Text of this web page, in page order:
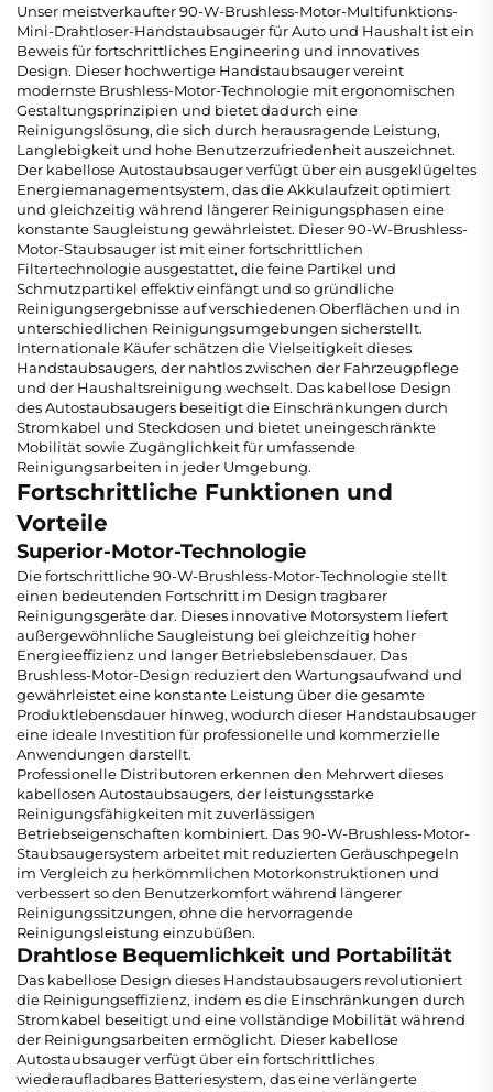
Unser meistverkaufter 90-W-Brushless-Motor-Multifunktions-
Mini-Drahtloser-Handstaubsauger für Auto und Haushalt ist ein
Beweis für fortschrittliches Engineering und innovatives
Design. Dieser hochwertige Handstaubsauger vereint
modernste Brushless-Motor-Technologie mit ergonomischen
Gestaltungsprinzipien und bietet dadurch eine
Reinigungslösung, die sich durch herausragende Leistung,
Langlebigkeit und hohe Benutzerzufriedenheit auszeichnet.
Der kabellose Autostaubsauger verfügt über ein ausgeklügeltes
Energiemanagementsystem, das die Akkulaufzeit optimiert
und gleichzeitig während längerer Reinigungsphasen eine
konstante Saugleistung gewährleistet. Dieser 90-W-Brushless-
Motor-Staubsauger ist mit einer fortschrittlichen
Filtertechnologie ausgestattet, die feine Partikel und
Schmutzpartikel effektiv einfängt und so gründliche
Reinigungsergebnisse auf verschiedenen Oberflächen und in
unterschiedlichen Reinigungsumgebungen sicherstellt.
Internationale Käufer schätzen die Vielseitigkeit dieses
Handstaubsaugers, der nahtlos zwischen der Fahrzeugpflege
und der Haushaltsreinigung wechselt. Das kabellose Design
des Autostaubsaugers beseitigt die Einschränkungen durch
Stromkabel und Steckdosen und bietet uneingeschränkte
Mobilität sowie Zugänglichkeit für umfassende
Reinigungsarbeiten in jeder Umgebung.
Fortschrittliche Funktionen und
Vorteile
Superior-Motor-Technologie
Die fortschrittliche 90-W-Brushless-Motor-Technologie stellt
einen bedeutenden Fortschritt im Design tragbarer
Reinigungsgeräte dar. Dieses innovative Motorsystem liefert
außergewöhnliche Saugleistung bei gleichzeitig hoher
Energieeffizienz und langer Betriebslebensdauer. Das
Brushless-Motor-Design reduziert den Wartungsaufwand und
gewährleistet eine konstante Leistung über die gesamte
Produktlebensdauer hinweg, wodurch dieser Handstaubsauger
eine ideale Investition für professionelle und kommerzielle
Anwendungen darstellt.
Professionelle Distributoren erkennen den Mehrwert dieses
kabellosen Autostaubsaugers, der leistungsstarke
Reinigungsfähigkeiten mit zuverlässigen
Betriebseigenschaften kombiniert. Das 90-W-Brushless-Motor-
Staubsaugersystem arbeitet mit reduzierten Geräuschpegeln
im Vergleich zu herkömmlichen Motorkonstruktionen und
verbessert so den Benutzerkomfort während längerer
Reinigungssitzungen, ohne die hervorragende
Reinigungsleistung einzubüßen.
Drahtlose Bequemlichkeit und Portabilität
Das kabellose Design dieses Handstaubsaugers revolutioniert
die Reinigungseffizienz, indem es die Einschränkungen durch
Stromkabel beseitigt und eine vollständige Mobilität während
der Reinigungsarbeiten ermöglicht. Dieser kabellose
Autostaubsauger verfügt über ein fortschrittliches
wiederaufladbares Batteriesystem, das eine verlängerte